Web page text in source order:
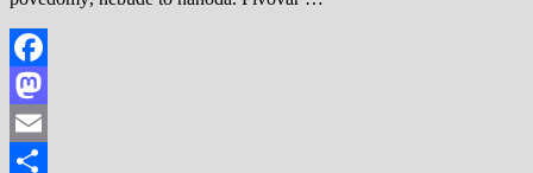
Facebook
Mastodon
Email